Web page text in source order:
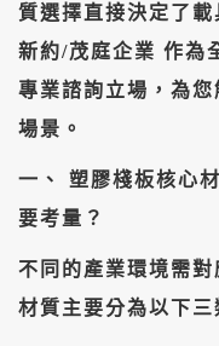
質選擇直接決定了載
新約/茂庭企業 作為
專業諮詢立場，為
場景。
一、 塑膠棧板核心
要考量？
不同的產業環境需
材質主要分為以下三